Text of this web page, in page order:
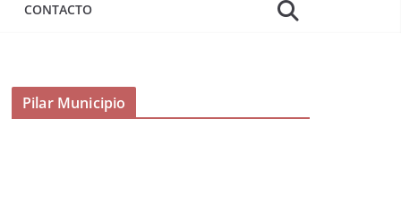
CONTACTO
Pilar Municipio